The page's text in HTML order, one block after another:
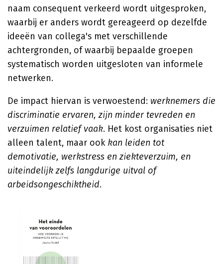
naam consequent verkeerd wordt uitgesproken,
waarbij er anders wordt gereageerd op dezelfde
ideeën van collega's met verschillende
achtergronden, of waarbij bepaalde groepen
systematisch worden uitgesloten van informele
netwerken.
De impact hiervan is verwoestend: werknemers die
discriminatie ervaren, zijn minder tevreden en
verzuimen relatief vaak. Het kost organisaties niet
alleen talent, maar ook kan leiden tot
demotivatie, werkstress en ziekteverzuim, en
uiteindelijk zelfs langdurige uitval of
arbeidsongeschiktheid.